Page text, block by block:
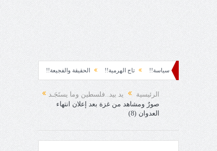
سياسة!! تاج الهرمية!! الحقيقة والفجيعة!! لِقاءُ في المَطَرِ!
الرئيسية
يد بيد..فلسطين وما يستَجَـد
صورٌ ومشاهد من غزة بعد إعلان انتهاء
العدوان (8)